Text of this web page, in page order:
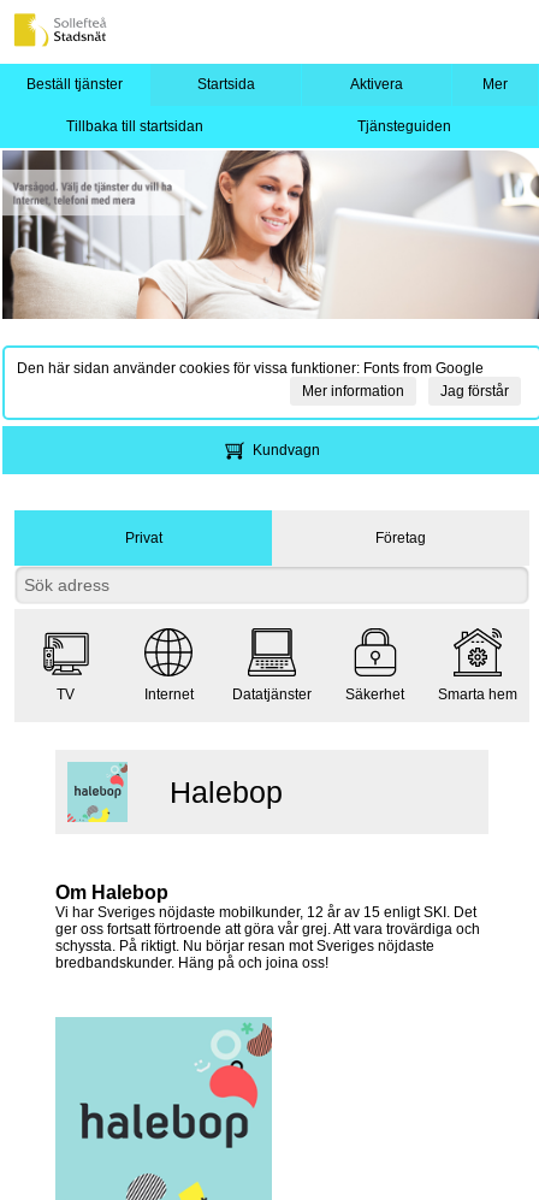
Beställ tjänster Startsida Aktivera Mer
Tillbaka till startsidan Tjänsteguiden
Den här sidan använder cookies för vissa funktioner: Fonts from Google
Jag förstår
Mer information
Kundvagn
Privat Företag
TV Internet Datatjänster Säkerhet Smarta hem
Halebop
Om Halebop
Vi har Sveriges nöjdaste mobilkunder, 12 år av 15 enligt SKI. Det
ger oss fortsatt förtroende att göra vår grej. Att vara trovärdiga och
schyssta. På riktigt. Nu börjar resan mot Sveriges nöjdaste
bredbandskunder. Häng på och joina oss!